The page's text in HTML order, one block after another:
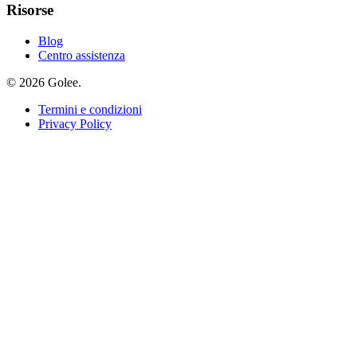
Risorse
Blog
Centro assistenza
© 2026 Golee.
Termini e condizioni
Privacy Policy